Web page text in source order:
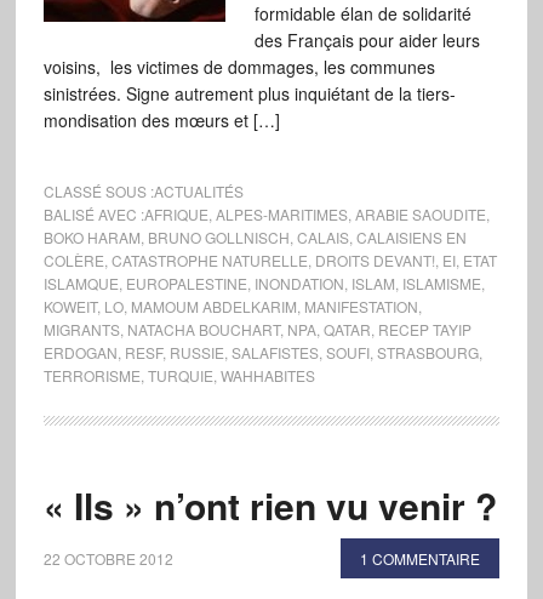
formidable élan de solidarité
des Français pour aider leurs
voisins, les victimes de dommages, les communes
sinistrées. Signe autrement plus inquiétant de la tiers-
mondisation des mœurs et […]
CLASSÉ SOUS :ACTUALITÉS
BALISÉ AVEC :AFRIQUE ALPES-MARITIMES, ARABIE SAOUDITE
BOKO HARAM BRUNO GOLLNISCH CALAIS, CALAISIENS EN
COLÈRE CATASTROPHE NATURELLE DROITS DEVANT! EI, ETAT
ISLAMQUE EUROPALESTINE INONDATION ISLAM ISLAMISME
KOWEIT, LO, MAMOUM ABDELKARIM MANIFESTATION
MIGRANTS, NATACHA BOUCHART, NPA, QATAR RECEP TAYIP
ERDOGAN RESF, RUSSIE SALAFISTES, SOUFI, STRASBOURG,
TERRORISME TURQUIE WAHHABITES
« Ils » n’ont rien vu venir ?
22 OCTOBRE 2012 1 COMMENTAIRE